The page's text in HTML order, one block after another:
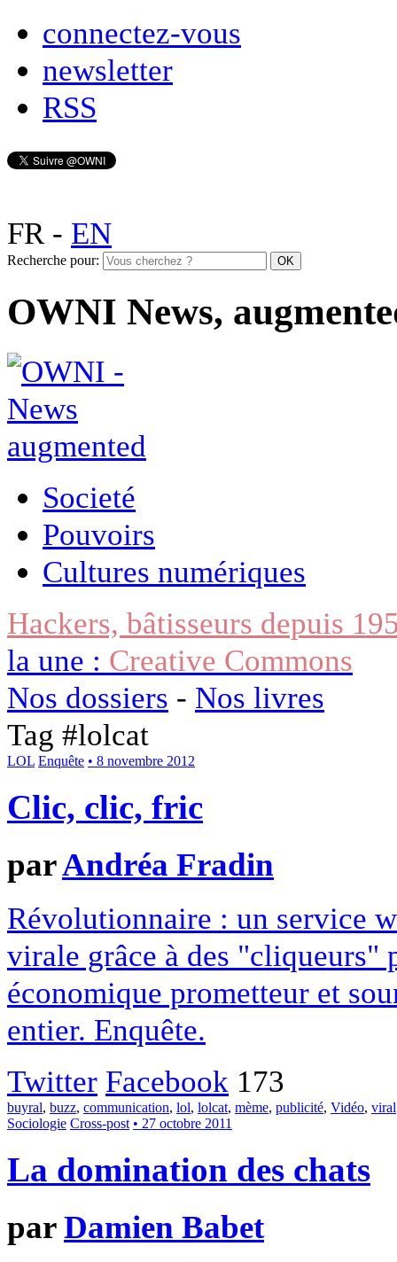
connectez-vous
newsletter
RSS
FR- EN
Recherche pour:
OWNI News,
Societé
Pouvoirs
Cultures numériques
Hackers, bâtisseurs depuis
la une : Creative Commons
Nos dossiers - Nos livres
Tag #lolcat
LOL Enquête • 8 novembre 2012
Clic, clic, fric
parAndréa Fradin
Révolutionnaire : un service
virale grâce à des "cliqueurs"
économique prometteur et
entier. Enquête.
Twitter Facebook 173
buyral, buzz, communication, lol, lolcat, mème, publicité, Vidéo, viral
Sociologie Cross-post • 27 octobre 2011
La domination des chats
parDamien Babet